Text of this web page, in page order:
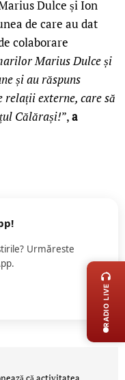
Dulce și Ion
de care au dat
colaborare
Marius Dulce și
și au răspuns
externe, care să
Călărași!”,a
Urmăreste
RADIO LIVE